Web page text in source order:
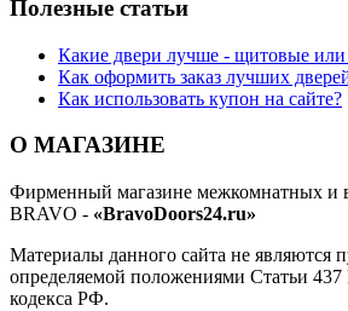
Полезные статьи
Какие двери лучше - щитовые
Как оформить заказ лучших
Как использовать купон на сайте?
О МАГАЗИНЕ
Фирменный магазине межкомнатных и
BRAVO - «BravoDoors24.ru»
Материалы данного сайта не являются
определяемой положениями Статьи 437
кодекса РФ.